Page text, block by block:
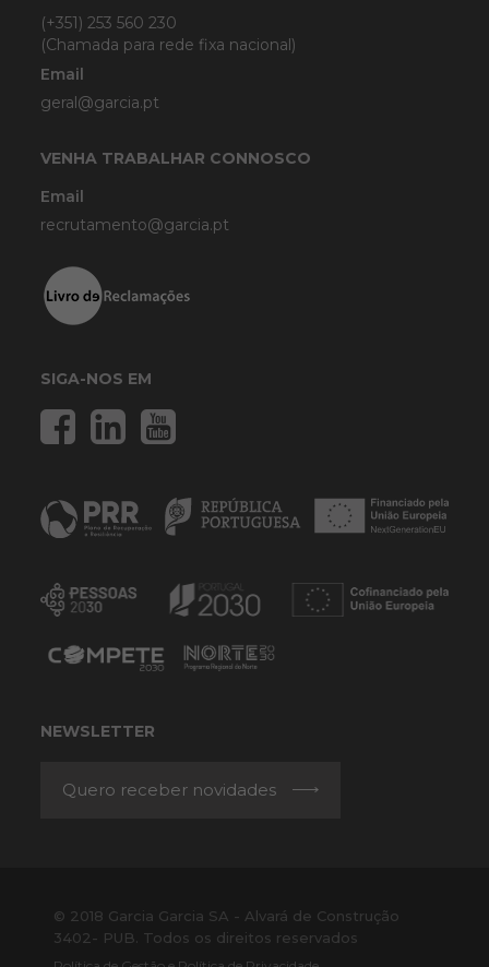
(+351) 253 560 230
(Chamada para rede fixa nacional)
Email
geral@garcia.pt
VENHA TRABALHAR CONNOSCO
Email
recrutamento@garcia.pt
SIGA-NOS EM
NEWSLETTER
Quero receber novidades
© 2018 Garcia Garcia SA - Alvará de Construção
3402- PUB. Todos os direitos reservados